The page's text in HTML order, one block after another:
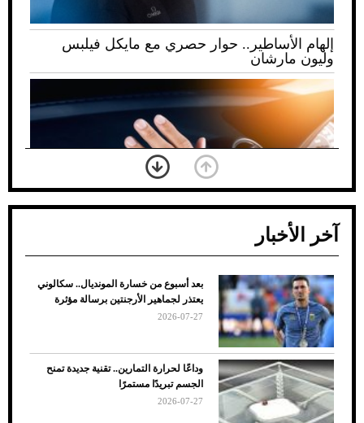
إلهام الأساطير.. حوار حصري مع مايكل فيلبس
وليون مارشان
ضعف تبريد مكيف السيارة عند الوقوف.. أشهر
الأسباب والحلول
آخر الأخبار
بعد أسبوع من خسارة المونديال.. سكالوني
يعتذر لجماهير الأرجنتين برسالة مؤثرة
2026-07-27
وداعًا لحرارة التمارين.. تقنية جديدة تمنح
الجسم تبريدًا مستمرًا
2026-07-27